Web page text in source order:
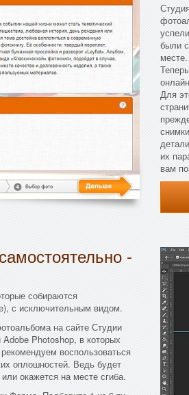
были
месте.
Для
их
вам
-
собираются
с исключительным видом.
на сайте Студии
Photoshop, в которых
воспользоваться
оплошностей. Ведь будет
окажется на месте сгиба.